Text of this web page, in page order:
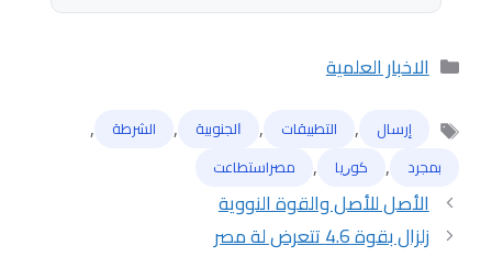
التصنيفات
الاخبار العلمية
الوسوم
إرسال , التطبيقات , ﺍﻟﺠﻨﻮﺑﻴﺔ , الشرطة ,
بمجرد , ﻛﻮﺭﻳﺎ , مصراستطاعت
الأصل للأصل والقوة النووية
زلزال بقوة 4.6 تتعرض لة مصر